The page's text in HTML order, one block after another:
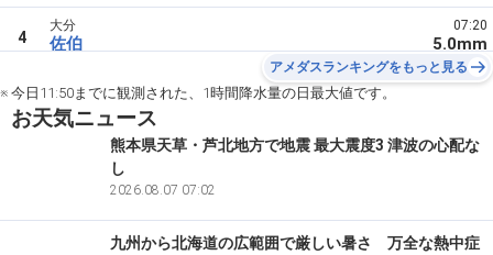
4
大分
佐伯
07:20
5.0mm
アメダスランキングをもっと見る
※ 今日11:50までに観測された、1時間降水量の日最大値です。
お天気ニュース
熊本県天草・芦北地方で地震 最大震度3 津波の心配な
し
2026.08.07 07:02
九州から北海道の広範囲で厳しい暑さ 万全な熱中症